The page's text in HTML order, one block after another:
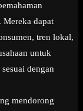
Mereka dapat
tren lokal,
untuk
dengan
mendorong